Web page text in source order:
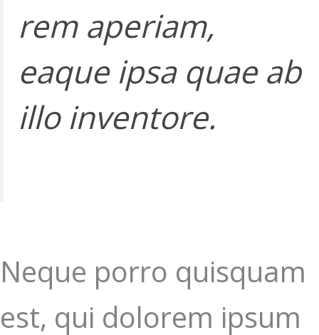
rem aperiam,
eaque ipsa quae ab
illo inventore.
Neque porro quisquam
est, qui dolorem ipsum